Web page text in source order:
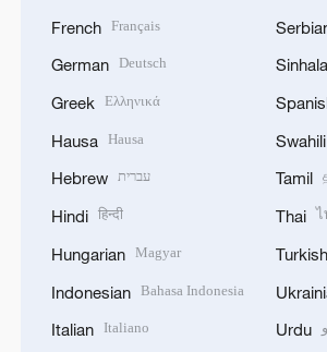
French Français
German Deutsch
Greek Ελληνικά
Hausa Hausa
Hebrew עברית
Hindi हिन्दी
Hungarian Magyar
Indonesian Bahasa Indonesia
Italian Italiano
Sinhala
Swahili
Tamil
Thai
Turkish
Urdu